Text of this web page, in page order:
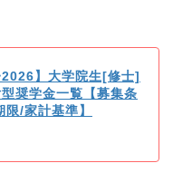
】大学院生[修士]
奨学金一覧【募集条
限/家計基準】